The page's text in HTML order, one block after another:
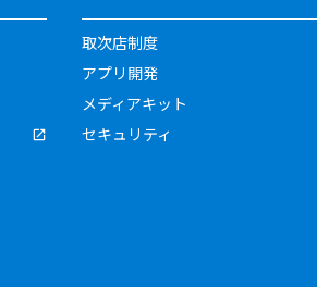
取次店制度
アプリ開発
メディアキット
セキュリティ